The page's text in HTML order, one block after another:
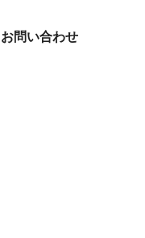
問い合わせ